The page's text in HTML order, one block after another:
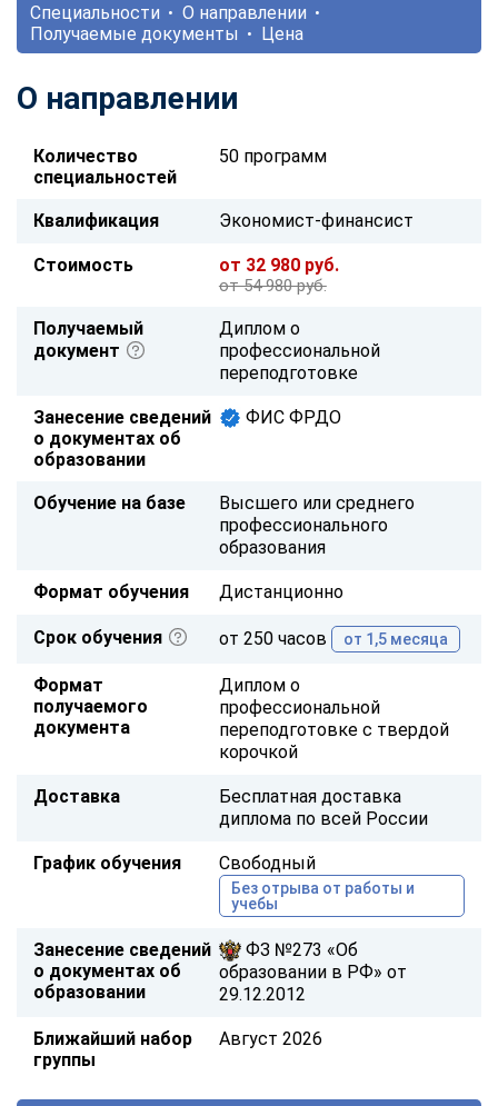
Специальности
О направлении
Получаемые документы
Цена
О направлении
Количество
специальностей
50 программ
Квалификация Экономист-финансист
Стоимость от 32 980 руб.
от 54 980 руб.
Получаемый
документ
Диплом о
профессиональной
переподготовке
Занесение сведений
о документах об
образовании
ФИС ФРДО
Обучение на базе
Высшего или среднего
профессионального
образования
Формат обучения Дистанционно
Срок обучения от 250 часов от 1,5 месяца
Формат
получаемого
документа
Диплом о
профессиональной
переподготовке с твердой
корочкой
Доставка
Бесплатная доставка
диплома по всей России
График обучения Свободный
Без отрыва от работы и
учебы
Занесение сведений
о документах об
образовании
ФЗ №273 «Об
образовании в РФ» от
29.12.2012
Ближайший набор
группы
Август 2026